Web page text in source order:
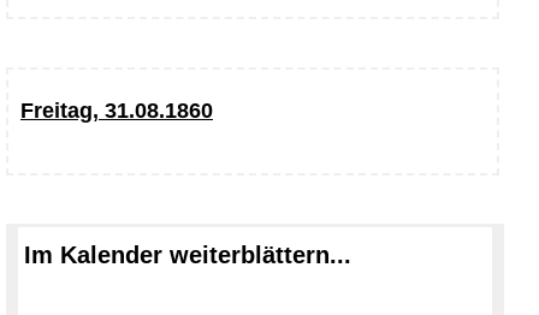
Freitag, 31.08.1860
Im Kalender weiterblättern...